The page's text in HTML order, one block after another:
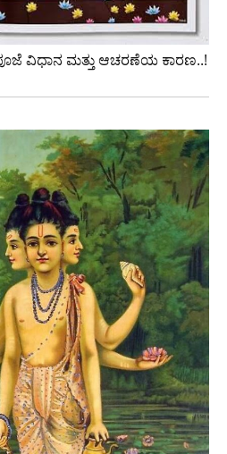
ವಿಧಾನ ಮತ್ತು ಆಚರಣೆಯ ಕಾರಣ..!